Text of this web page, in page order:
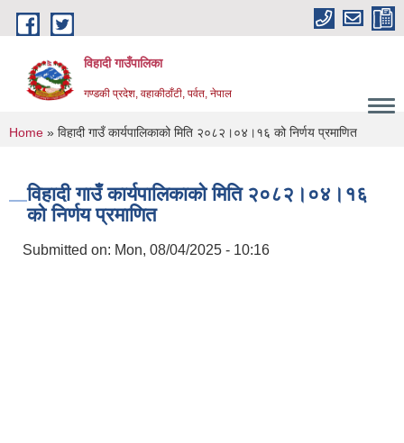
Skip to main content
विहादी गाउँपालिका
गण्डकी प्रदेश, वहाकीठाँटी, पर्वत, नेपाल
You are here
Home » विहादी गाउँ कार्यपालिकाको मिति २०८२।०४।१६ को निर्णय प्रमाणित
विहादी गाउँ कार्यपालिकाको मिति २०८२।०४।१६
को निर्णय प्रमाणित
Submitted on: Mon, 08/04/2025 - 10:16